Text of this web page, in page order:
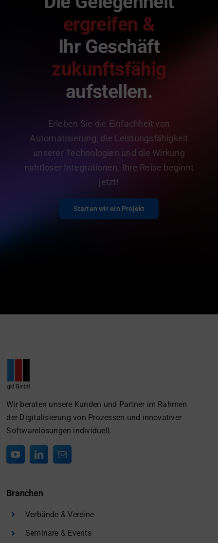
ergreifen &
Ihr Geschäft
zukunftsfähig
aufstellen.
Erleben Sie die Einfachheit von
Automatisierung, die Leistungsfähigkeit
unserer Technologien und die Wirkung
nahtloser Integrationen. Ihre Reise beginnt
jetzt!
Starten wir ein Projekt
Wir beraten unsere Kunden und Partner im Rahmen
der Digitalisierung von Prozessen und innovativer
Softwarelösungen individuell.
Branchen
Verbände & Vereine
Seminare & Events